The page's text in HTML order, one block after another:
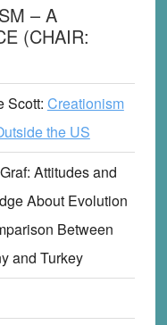
– A
(CHAIR:
Scott: Creationism
the US
: Attitudes and
About Evolution
Between
and Turkey